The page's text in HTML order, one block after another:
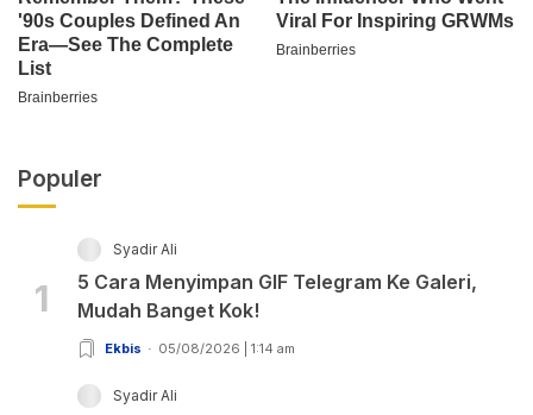
Populer
1
Syadir Ali
5 Cara Menyimpan GIF Telegram Ke Galeri,
Mudah Banget Kok!
Ekbis 05/08/2026 | 1:14 am
Syadir Ali